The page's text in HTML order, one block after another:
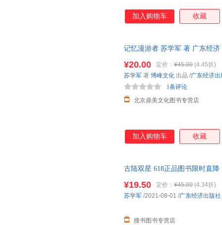
加入购物车 收藏
记忆漫游者 苏学军 著 广东经
¥20.00 定价： ¥45.00 (4.45折)
北京鼎美文化图书专营店
1条评论
苏学军 著 博峰文化 出品 /广东经济
加入购物车 收藏
古陆双星 618正品图书限时直降
¥19.50 定价： ¥45.00 (4.34折)
搜书图书专营店
苏学军 /2021-08-01 /广东经济出版社